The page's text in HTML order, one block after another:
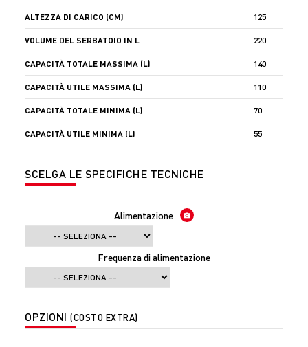
ALTEZZA DI CARICO (CM) 125
VOLUME DEL SERBATOIO IN L 220
CAPACITÀ TOTALE MASSIMA (L) 140
CAPACITÀ UTILE MASSIMA (L) 110
CAPACITÀ TOTALE MINIMA (L) 70
CAPACITÀ UTILE MINIMA (L) 55
SCELGA LE SPECIFICHE TECNICHE
Alimentazione
Frequenza di alimentazione
OPZIONI (COSTO EXTRA)